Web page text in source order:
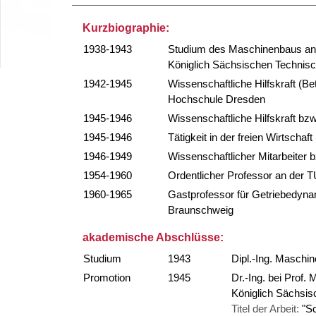
Kurzbiographie:
1938-1943
Studium des Maschinenbaus
Königlich Sächsischen
1942-1945
Wissenschaftliche Hilfskraft
Hochschule Dresden
1945-1946
Wissenschaftliche Hilfskraft
1945-1946
Tätigkeit in der freien
1946-1949
Wissenschaftlicher Mitarbeiter
1954-1960
Ordentlicher Professor an der
1960-1965
Gastprofessor für
Braunschweig
akademische Abschlüsse:
Studium
1943
Dipl.-Ing.
Promotion
1945
Dr.-Ing. bei Prof.
Königlich
Titel der Arbeit: